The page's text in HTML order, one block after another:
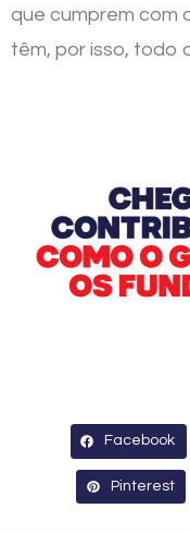
que cumprem com
têm, por isso, todo
Facebook
Pinterest